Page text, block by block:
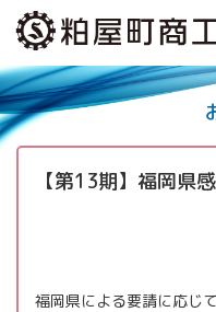
【第13期】福岡県
福岡県による要請に応じ